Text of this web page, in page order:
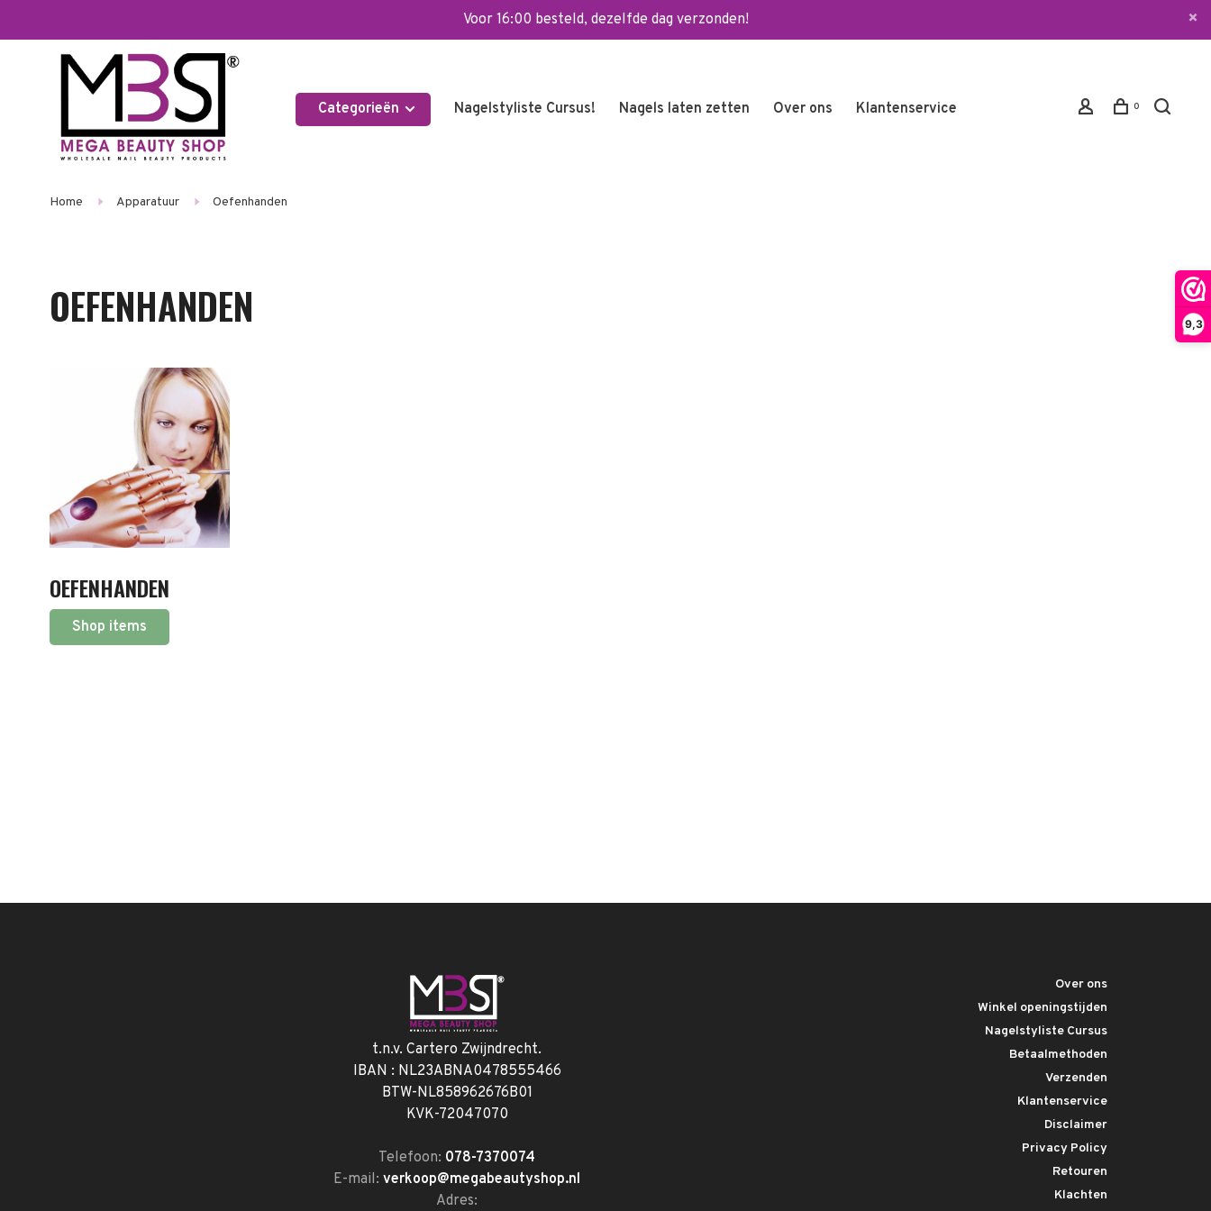
9,3
Voor 16:00 besteld, dezelfde dag verzonden!
Categorieën Nagelstyliste Cursus! Nagels laten zetten Over ons Klantenservice 0
Home Apparatuur Oefenhanden
OEFENHANDEN
OEFENHANDEN
Shop items
t.n.v. Cartero Zwijndrecht.
IBAN : NL23ABNA0478555466
BTW-NL858962676B01
KVK-72047070
Telefoon: 078-7370074
E-mail:verkoop@megabeautyshop.nl
Adres:
Over ons
Winkel openingstijden
Nagelstyliste Cursus
Betaalmethoden
Verzenden
Klantenservice
Disclaimer
Privacy Policy
Retouren
Klachten